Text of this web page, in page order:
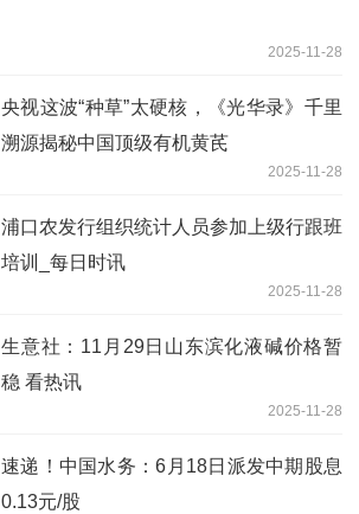
2025-11-28
央视这波“种草”太硬核，《光华录》千里
溯源揭秘中国顶级有机黄芪
2025-11-28
浦口农发行组织统计人员参加上级行跟班
培训_每日时讯
2025-11-28
生意社：11月29日山东滨化液碱价格暂
稳 看热讯
2025-11-28
速递！中国水务：6月18日派发中期股息
0.13元/股